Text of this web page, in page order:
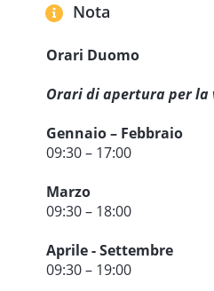
Nota
Orari Duomo
Orari di apertura per la
Gennaio – Febbraio
09:30 – 17:00
Marzo
09:30 – 18:00
Aprile - Settembre
09:30 – 19:00